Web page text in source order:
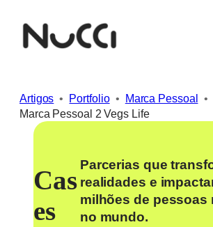
para
Artigos Portfolio
Marca Pessoal
Marca Pessoal 2 Vegs Life
Cas
es
Parcerias que
realidades e
milhões de pessoas
no mundo.